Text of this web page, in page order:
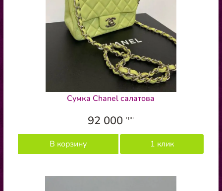
Сумка Chanel салатова
92 000 грн
В корзину 1 клик